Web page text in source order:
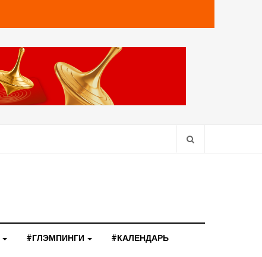
#ГЛЭМПИНГИ #КАЛЕНДАРЬ